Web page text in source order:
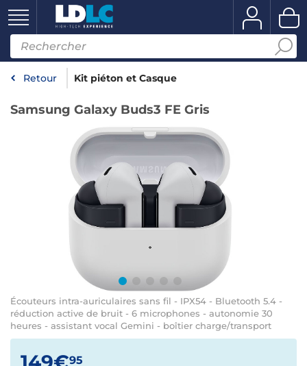
Retour Kit piéton et Casque
Samsung Galaxy Buds3 FE Gris
Écouteurs intra-auriculaires sans fil - IPX54 - Bluetooth 5.4 -
réduction active de bruit - 6 microphones - autonomie 30
heures - assistant vocal Gemini - boîtier charge/transport
95